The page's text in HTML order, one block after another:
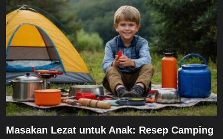
Masakan Lezat untuk Anak: Resep Camping